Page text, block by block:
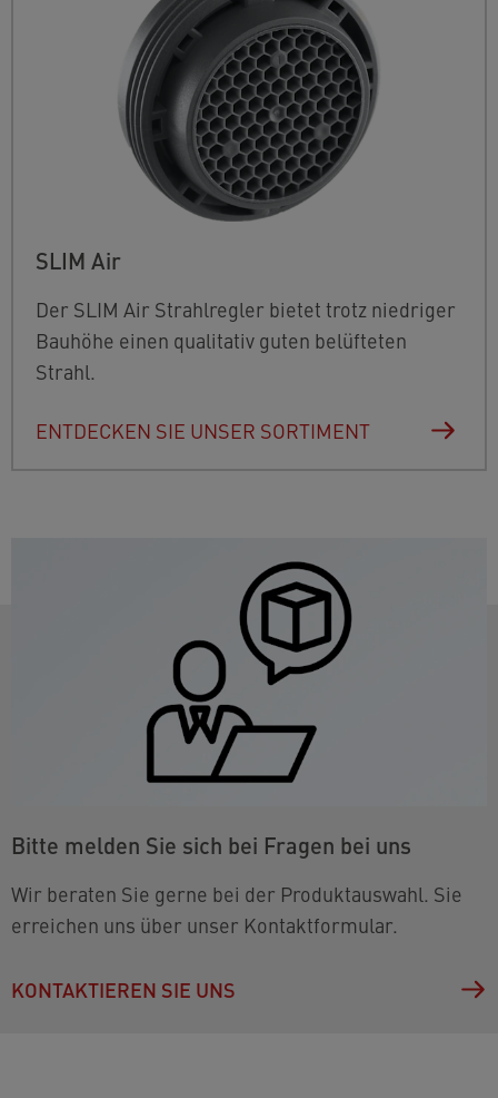
SLIM Air
Der SLIM Air Strahlregler bietet trotz niedriger
Bauhöhe einen qualitativ guten belüfteten
Strahl.
ENTDECKEN SIE UNSER SORTIMENT
Bitte melden Sie sich bei Fragen bei uns
Wir beraten Sie gerne bei der Produktauswahl. Sie
erreichen uns über unser Kontaktformular.
KONTAKTIEREN SIE UNS